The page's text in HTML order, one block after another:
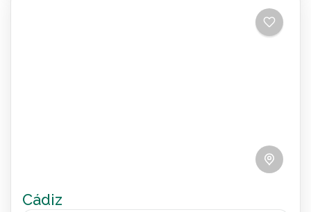
Cádiz